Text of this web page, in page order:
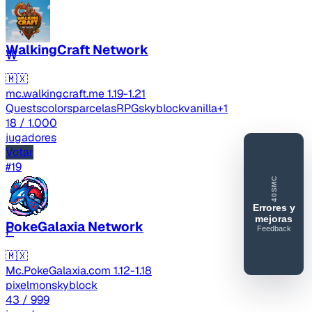
W
WalkingCraft Network
🇲🇽
mc.walkingcraft.me1.19-1.21
QuestscolorsparcelasRPGskyblockvanilla+1
18 / 1.000
jugadores
Votar
#19
P
PokeGalaxia Network
🇲🇽
Mc.PokeGalaxia.com 1.12-1.18
pixelmonskyblock
43 / 999
40SMC
Errores y
mejoras
Feedback
40SERVIDORESMC
error o